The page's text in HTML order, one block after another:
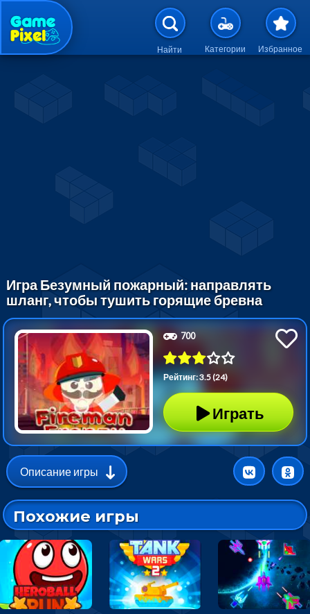
Перейти к основному
Найти Категории Избранное
Игра Безумный пожарный: направлять
шланг, чтобы тушить горящие бревна
700
Рейтинг: 3.5 (24)
Играть
Описание игры
Похожие игры